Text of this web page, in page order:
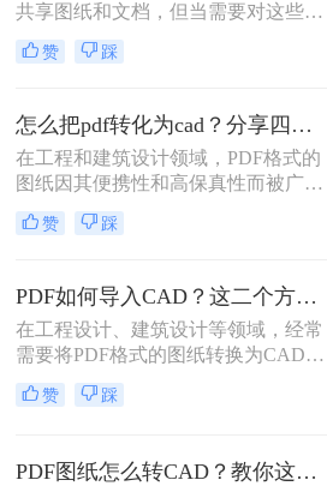
共享图纸和文档，但当需要对这些文
件进行编辑或进一步处理时，转换为
CAD格式便成为了一项重要的任务。
三种将PDF转换为CAD的有效方法，
帮助您根据自己的需求选择最合适的
方式。
赞 踩
怎么把pdf转化为cad？分享四种转换方案！
在工程和建筑设计领域，PDF格式的
图纸因其便携性和高保真性而被广泛
使用。然而，为了进行更深入的编辑
和修改，设计师们往往需要将PDF图
式。那么怎么把pdf转化为cad呢？本
文将详细介绍四种将PDF转化为CAD
的方法。
赞 踩
PDF如何导入CAD？这二个方法可以帮助你解决问题！
在工程设计、建筑设计等领域，经常
需要将PDF格式的图纸转换为CAD格
式，以便于进一步编辑和使用。然
而，由于PDF文件的特殊性，这一过
效的方法，帮助您轻松实现PDF到
赞 踩
PDF图纸怎么转CAD？教你这三种实用方法！